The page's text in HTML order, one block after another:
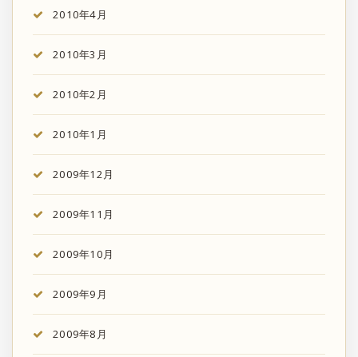
2010年4月
2010年3月
2010年2月
2010年1月
2009年12月
2009年11月
2009年10月
2009年9月
2009年8月